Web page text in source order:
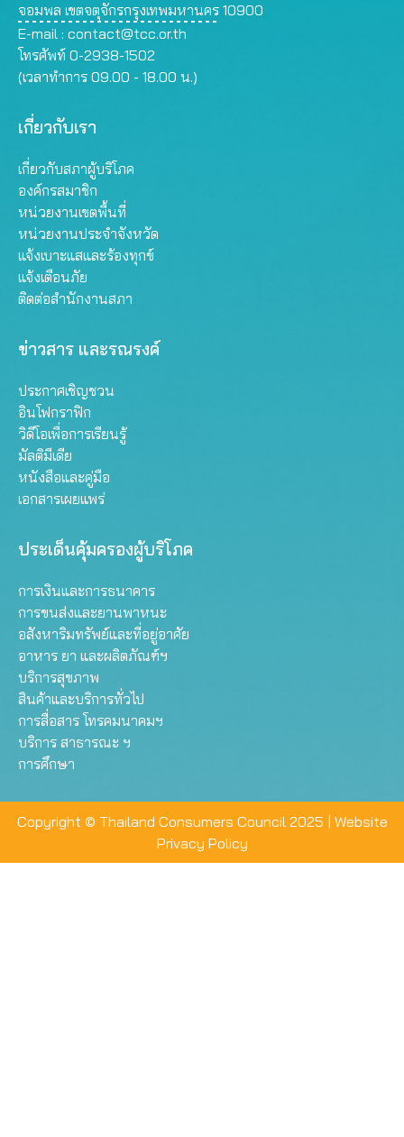
จอมพล เขตจตุจักรกรุงเทพมหานคร 10900
E-mail : contact@tcc.or.th
โทรศัพท์ 0-2938-1502
(เวลาทำการ 09.00 - 18.00 น.)
เกี่ยวกับเรา
เกี่ยวกับสภาผู้บริโภค
องค์กรสมาชิก
หน่วยงานเขตพื้นที่
หน่วยงานประจำจังหวัด
แจ้งเบาะแสและร้องทุกข์
แจ้งเตือนภัย
ติดต่อสำนักงานสภา
ข่าวสาร และรณรงค์
ประกาศเชิญชวน
อินโฟกราฟิก
วิดีโอเพื่อการเรียนรู้
มัลติมีเดีย
หนังสือและคู่มือ
เอกสารเผยแพร่
ประเด็นคุ้มครองผู้บริโภค
การเงินและการธนาคาร
การขนส่งและยานพาหนะ
อสังหาริมทรัพย์และที่อยู่อาศัย
อาหาร ยา และผลิตภัณฑ์ฯ
บริการสุขภาพ
สินค้าและบริการทั่วไป
การสื่อสาร โทรคมนาคมฯ
บริการ สาธารณะ ฯ
การศึกษา
Copyright © Thailand Consumers Council 2025 | Website
Privacy Policy